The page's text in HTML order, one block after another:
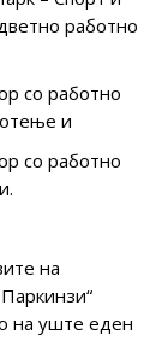
работно
со работно
и
со работно
на
на уште еден